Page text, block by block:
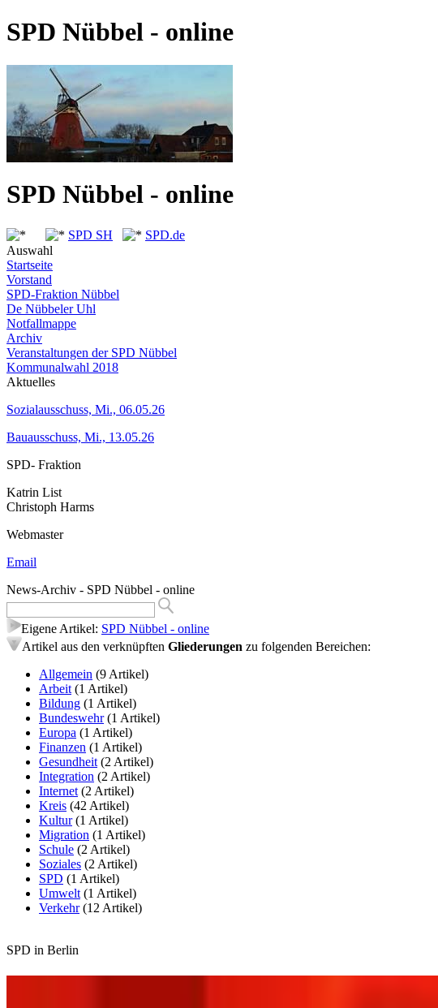
SPD Nübbel - online
SPD Nübbel - online
SPD SH
SPD.de
Auswahl
Startseite
Vorstand
SPD-Fraktion Nübbel
De Nübbeler Uhl
Notfallmappe
Archiv
Veranstaltungen der SPD Nübbel
Kommunalwahl 2018
Aktuelles
Sozialausschuss, Mi., 06.05.26
Bauausschuss, Mi., 13.05.26
SPD- Fraktion
Katrin List
Christoph Harms
Webmaster
Email
News-Archiv - SPD Nübbel - online
Eigene Artikel: SPD Nübbel - online
Artikel aus den verknüpften Gliederungen zu folgenden Bereichen:
Allgemein (9 Artikel)
Arbeit (1 Artikel)
Bildung (1 Artikel)
Bundeswehr (1 Artikel)
Europa (1 Artikel)
Finanzen (1 Artikel)
Gesundheit (2 Artikel)
Integration (2 Artikel)
Internet (2 Artikel)
Kreis (42 Artikel)
Kultur (1 Artikel)
Migration (1 Artikel)
Schule (2 Artikel)
Soziales (2 Artikel)
SPD (1 Artikel)
Umwelt (1 Artikel)
Verkehr (12 Artikel)
SPD in Berlin